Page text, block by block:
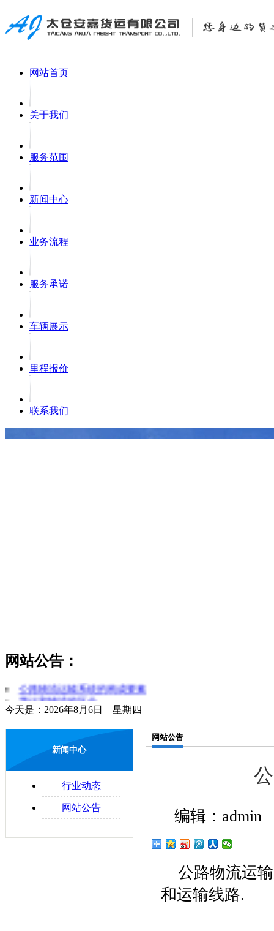
网站首页
关于我们
服务范围
新闻中心
业务流程
服务承诺
车辆展示
里程报价
联系我们
网站公告：
货物领取时应注意哪些问题
公路物流运输系统的构成要素
货运和物流的区分
零担运输的概念
物流管理制度是什么
易碎物品运输注意要点
物流与配送的区别
配送合理化
企业物流运输的法律问题
今天是：2026年8月6日 星期四
新闻中心
行业动态
网站公告
网站公告
编辑：
公路物流运
和运输线路.